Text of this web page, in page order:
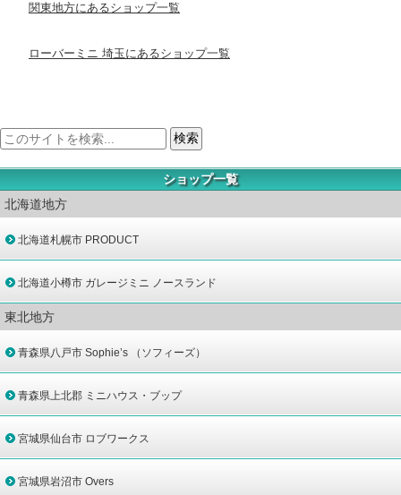
関東地方にあるショップ一覧
ローバーミニ 埼玉にあるショップ一覧
ショップ一覧
北海道地方
北海道札幌市 PRODUCT
北海道小樽市 ガレージミニ ノースランド
東北地方
青森県八戸市 Sophie’s （ソフィーズ）
青森県上北郡 ミニハウス・ブップ
宮城県仙台市 ロブワークス
宮城県岩沼市 Overs